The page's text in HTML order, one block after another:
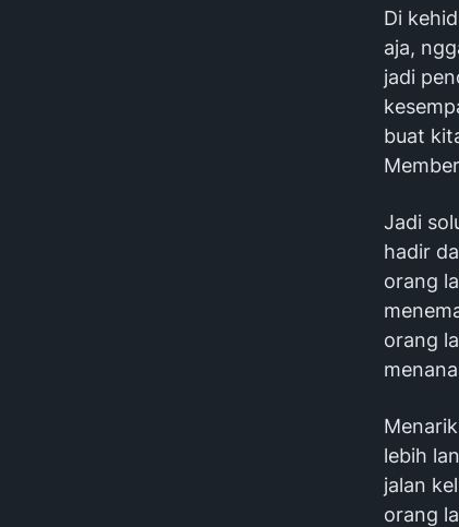
Di
aja,
jadi
buat
Jadi
hadir
orang
orang
lebih
jalan
orang